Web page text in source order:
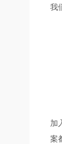
我
加
案